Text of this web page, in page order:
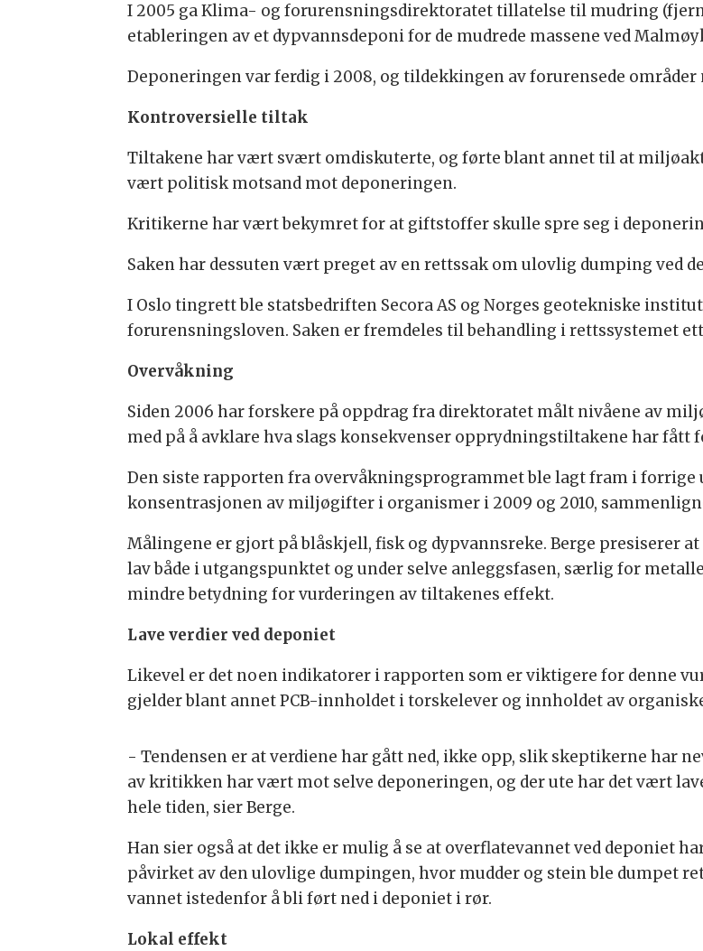
I 2005 ga Klima- og forurensningsdirektoratet tillatelse til mudring
etableringen av et dypvannsdeponi for de mudrede massene ved
Deponeringen var ferdig i 2008, og tildekkingen av forurensede områder
Kontroversielle tiltak
Tiltakene har vært svært omdiskuterte, og førte blant annet til at
vært politisk motsand mot deponeringen.
Kritikerne har vært bekymret for at giftstoffer skulle spre seg i
Saken har dessuten vært preget av en rettssak om ulovlig dumping ved
I Oslo tingrett ble statsbedriften Secora AS og Norges geotekniske
forurensningsloven. Saken er fremdeles til behandling i rettssystemet
Overvåkning
Siden 2006 har forskere på oppdrag fra direktoratet målt nivåene av
med på å avklare hva slags konsekvenser opprydningstiltakene har fått
Den siste rapporten fra overvåkningsprogrammet ble lagt fram i forrige
konsentrasjonen av miljøgifter i organismer i 2009 og 2010,
Målingene er gjort på blåskjell, fisk og dypvannsreke. Berge presiserer
lav både i utgangspunktet og under selve anleggsfasen, særlig for
mindre betydning for vurderingen av tiltakenes effekt.
Lave verdier ved deponiet
Likevel er det noen indikatorer i rapporten som er viktigere for denne
gjelder blant annet PCB-innholdet i torskelever og innholdet av
- Tendensen er at verdiene har gått ned, ikke opp, slik skeptikerne har
av kritikken har vært mot selve deponeringen, og der ute har det vært
hele tiden, sier Berge.
Han sier også at det ikke er mulig å se at overflatevannet ved deponiet
påvirket av den ulovlige dumpingen, hvor mudder og stein ble dumpet
vannet istedenfor å bli ført ned i deponiet i rør.
Lokal effekt